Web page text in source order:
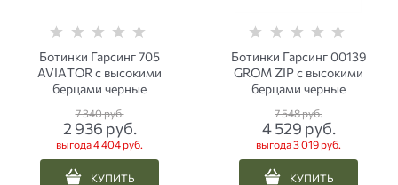
Ботинки Гарсинг 705
AVIАTOR с высокими
берцами черные
7 340 руб.
2 936 руб.
выгода4 404 руб.
КУПИТЬ
Ботинки Гарсинг 00139
GROM ZIP с высокими
берцами черные
7 548 руб.
4 529 руб.
выгода3 019 руб.
КУПИТЬ